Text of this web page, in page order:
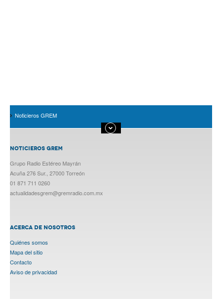
Noticieros GREM
NOTICIEROS GREM
Grupo Radio Estéreo Mayrán
Acuña 276 Sur., 27000 Torreón
01 871 711 0260
actualidadesgrem@gremradio.com.mx
ACERCA DE NOSOTROS
Quiénes somos
Mapa del sitio
Contacto
Aviso de privacidad